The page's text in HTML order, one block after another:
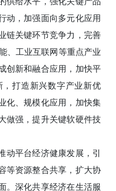
动，加强面向多元化应用
链关键环节竞争力，完善
、工业互联网等重点产业
创新和融合应用，加快平
打造新兴数字产业新优
化、规模化应用，加快集
做强，提升关键软硬件技
动平台经济健康发展，引
等资源整合共享，扩大协
。深化共享经济在生活服